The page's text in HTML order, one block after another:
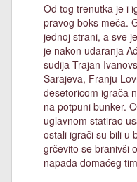
Od tog trenutka je i
pravog boks meča.
jednoj strani, a sve
je nakon udaranja
sudija Trajan
Sarajeva, Franju
desetoricom igrača
na potpuni bunker.
uglavnom statirao
ostali igrači su bili u
grčevito se branivši
napada domaćeg